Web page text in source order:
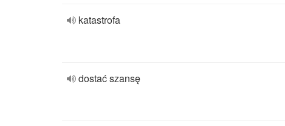
katastrofa
dostać szansę